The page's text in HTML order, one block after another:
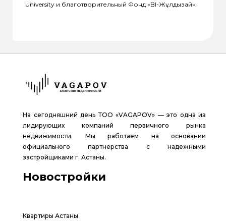
University и благотворительный Фонд «BI-Жұлдызай».
На сегодняшний день ТОО «VAGAPOV» — это одна из
лидирующих компаний первичного рынка
недвижимости. Мы работаем на основании
официального партнерства с надежными
застройщиками г. Астаны.
Новостройки
Квартиры Астаны